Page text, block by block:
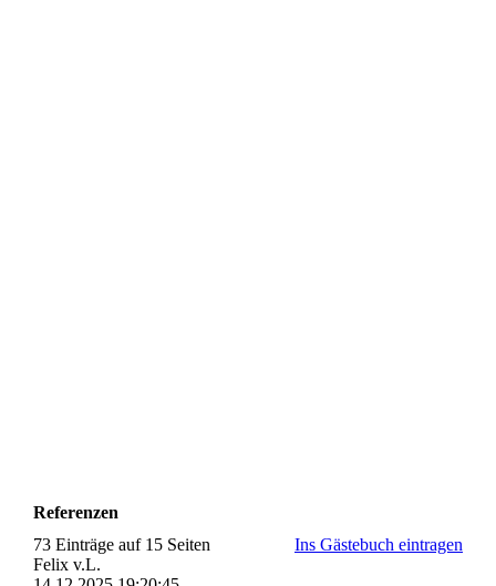
Referenzen
73 Einträge auf 15 Seiten
Ins Gästebuch eintragen
Felix v.L.